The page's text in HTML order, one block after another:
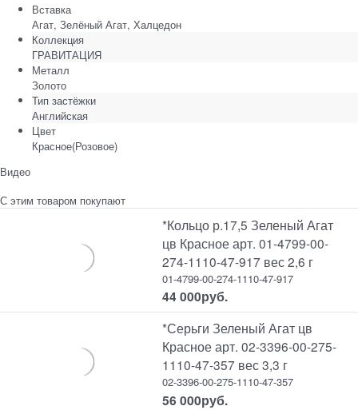
Вставка
Агат, Зелёный Агат, Халцедон
Коллекция
ГРАВИТАЦИЯ
Металл
Золото
Тип застёжки
Английская
Цвет
Красное(Розовое)
Видео
С этим товаром покупают
*Кольцо р.17,5 Зеленый Агат
цв Красное арт. 01-4799-00-
274-1110-47-917 вес 2,6 г
01-4799-00-274-1110-47-917
44 000руб.
*Серьги Зеленый Агат цв
Красное арт. 02-3396-00-275-
1110-47-357 вес 3,3 г
02-3396-00-275-1110-47-357
56 000руб.